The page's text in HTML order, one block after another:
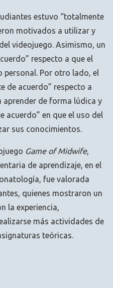
estuvo “totalmente
motivados a utilizar y
videojuego. Asimismo, un
respecto a que el
Por otro lado, el
de acuerdo” respecto a
aprender de forma lúdica y
acuerdo” en que el uso del
sus conocimientos.
Game of Midwife,
de aprendizaje, en el
fue valorada
quienes mostraron un
la experiencia,
más actividades de
teóricas.